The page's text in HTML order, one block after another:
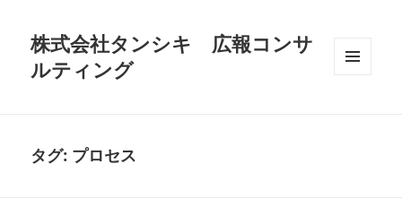
株式会社タンシキ 広報コンサ
ルティング
タグ: プロセス